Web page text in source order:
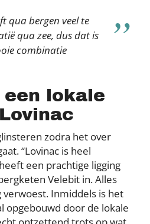
qua bergen veel te
qua zee, dus dat is
combinatie
lokale
zodra het over
“Lovinac is heel
een prachtige ligging
Velebit in. Alles
verwoest. Inmiddels is het
opgebouwd door de lokale